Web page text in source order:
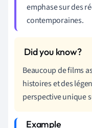
emphase sur des
contemporaines.
Beaucoup de films
histoires et des
perspective unique